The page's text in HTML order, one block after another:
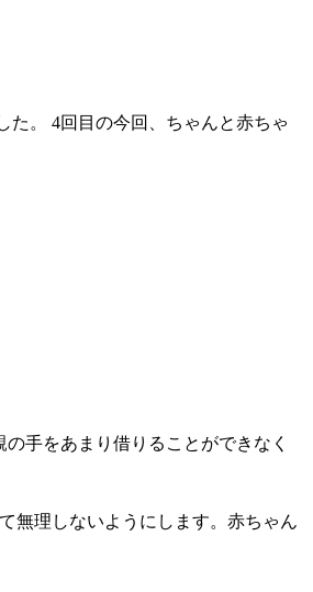
た。 4回目の今回、ちゃんと赤ちゃ
手をあまり借りることができなく
無理しないようにします。赤ちゃん